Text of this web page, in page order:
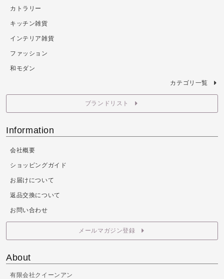
カトラリー
キッチン雑貨
インテリア雑貨
ファッション
和モダン
カテゴリ一覧
ブランドリスト
Information
会社概要
ショッピングガイド
お届けについて
返品交換について
お問い合わせ
メールマガジン登録
About
有限会社クイーンアン